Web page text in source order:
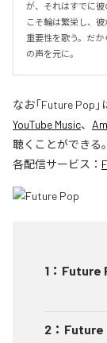
が、それはすでに
こそ輪は繁栄し、
重要性を歌う。だか
の声を元に。
なお「Future Pop 」
YouTube Music、
聴くことができる。
各配信サービス：
1 ： Future
2 ： Future